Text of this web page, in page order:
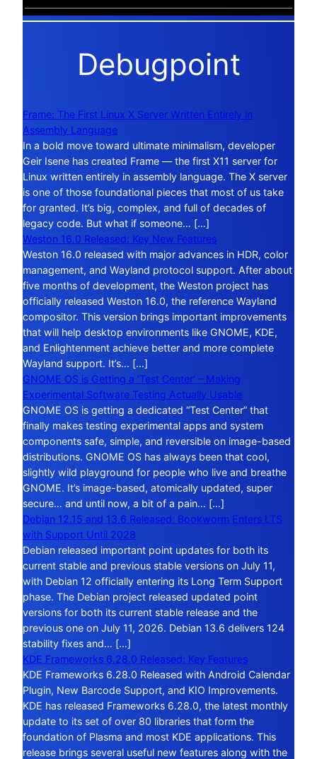
Debugpoint
Frame: The First Linux X Server Written Entirely in
Assembly Language
In a bold move toward ultimate minimalism, developer
Geir Isene has created Frame — the first X11 server for
Linux written entirely in assembly language. The X server
is one of those foundational pieces that most of us take
for granted. It’s big, complex, and full of decades of
legacy code. But what if someone… […]
Weston 16.0 Released: Key New Features
Weston 16.0 released with major advances in HDR, color
management, and Wayland protocol support. After about
five months of development, the Weston project has
officially released Weston 16.0, the reference Wayland
compositor. This version brings important improvements
that will help desktop environments like GNOME, KDE,
and Enlightenment achieve better and more complete
Wayland support. It’s… […]
GNOME OS is Getting a ‘Test Center’ – Making
Experimental Software Testing Actually Usable
GNOME OS is getting a dedicated “Test Center” that
finally makes testing experimental apps and system
components safe, simple, and reversible on image-based
distributions. GNOME OS has always been that cool,
slightly wild playground for people who live and breathe
GNOME. It’s image-based, atomically updated, super
secure… and until now, a bit of a pain… […]
Debian 12.15 and 13.6 Released: Bookworm Enters LTS
with Support Until 2028
Debian released important point updates for both its
current stable and previous stable versions on July 11,
with Debian 12 officially entering its Long Term Support
phase. The Debian project released updated point
versions for both its current stable release and the
previous one on July 11, 2026. Debian 13.6 delivers 124
stability fixes and… […]
KDE Frameworks 6.28.0 Released: Key Features
KDE Frameworks 6.28.0 Released with Android Calendar
Plugin, New Barcode Support, and KIO Improvements.
KDE has released Frameworks 6.28.0, the latest monthly
update to its set of over 80 libraries that form the
foundation of Plasma and most KDE applications. This
release brings several useful new features along with the